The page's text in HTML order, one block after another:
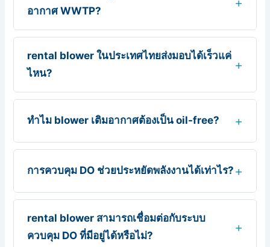
อากาศ WWTP?
rental blower ในประเทศไทยส่งมอบได้เร็วแค่
ไหน?
ทำไม blower เติมอากาศต้องเป็น oil-free?
การควบคุม DO ช่วยประหยัดพลังงานได้เท่าไร?
rental blower สามารถเชื่อมต่อกับระบบ
ควบคุม DO ที่มีอยู่ได้หรือไม่?